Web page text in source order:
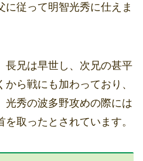
に従って明智光秀に仕えま
兄は早世し、次兄の甚平
ら戦にも加わっており、
光秀の波多野攻めの際には
取ったとされています。